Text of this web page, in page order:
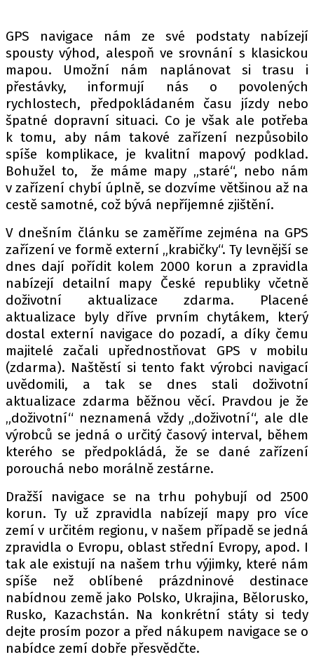
ZE SVĚTA
MOTORSPORT
PIT LANE
ČEŠI V AKCI
FIA CEZ & POHÁRY
MEZINÁRODNÍ SCÉNA
SLEDUJTE NÁS NA|
Máte příběh, fotku nebo video?
Pošlete e-mail na autoroad.cz
ETICKÝ KODEX
KONTAKT
VYDAVATEL
INZERCE
OSOBNÍ ÚDAJE / COOKIES
Provozovatelem serveru autoroad.cz je
INCORP MEDIA GROUP s.r.o., IČ: 118 23 054
GPS navigace nám ze své podstaty nabízejí
spousty výhod, alespoň ve srovnání s klasickou
mapou. Umožní nám naplánovat si trasu i
přestávky, informují nás o povolených
rychlostech, předpokládaném času jízdy nebo
špatné dopravní situaci. Co je však ale potřeba
k tomu, aby nám takové zařízení nezpůsobilo
spíše komplikace, je kvalitní mapový podklad.
Bohužel to, že máme mapy „staré“, nebo nám
v zařízení chybí úplně, se dozvíme většinou až na
cestě samotné, což bývá nepříjemné zjištění.
V dnešním článku se zaměříme zejména na GPS
zařízení ve formě externí „krabičky“. Ty levnější se
dnes dají pořídit kolem 2000 korun a zpravidla
nabízejí detailní mapy České republiky včetně
doživotní aktualizace zdarma. Placené
aktualizace byly dříve prvním chytákem, který
dostal externí navigace do pozadí, a díky čemu
majitelé začali upřednostňovat GPS v mobilu
(zdarma). Naštěstí si tento fakt výrobci navigací
uvědomili, a tak se dnes stali doživotní
aktualizace zdarma běžnou věcí. Pravdou je že
„doživotní“ neznamená vždy „doživotní“, ale dle
výrobců se jedná o určitý časový interval, během
kterého se předpokládá, že se dané zařízení
porouchá nebo morálně zestárne.
Dražší navigace se na trhu pohybují od 2500
korun. Ty už zpravidla nabízejí mapy pro více
zemí v určitém regionu, v našem případě se jedná
zpravidla o Evropu, oblast střední Evropy, apod. I
tak ale existují na našem trhu výjimky, které nám
spíše než oblíbené prázdninové destinace
nabídnou země jako Polsko, Ukrajina, Bělorusko,
Rusko, Kazachstán. Na konkrétní státy si tedy
dejte prosím pozor a před nákupem navigace se o
nabídce zemí dobře přesvědčte.